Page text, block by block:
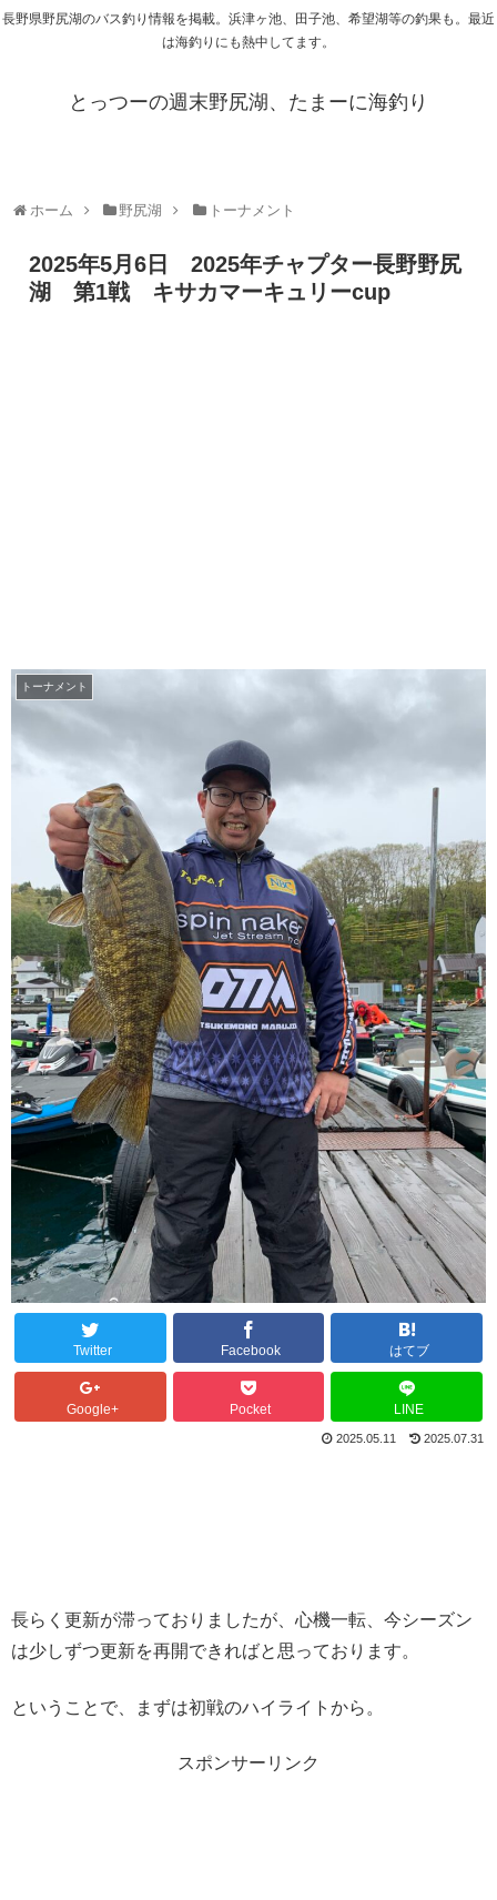
長野県野尻湖のバス釣り情報を掲載。浜津ヶ池、田子池、希望湖等の釣果も。最近
は海釣りにも熱中してます。
とっつーの週末野尻湖、たまーに海釣り
ホーム 野尻湖 トーナメント
2025年5月6日 2025年チャプター長野野尻
湖 第1戦 キサカマーキュリーcup
トーナメント
Twitter Facebook はてブ
Google+ Pocket LINE
2025.05.11 2025.07.31
長らく更新が滞っておりましたが、心機一転、今シーズン
は少しずつ更新を再開できればと思っております。
ということで、まずは初戦のハイライトから。
スポンサーリンク